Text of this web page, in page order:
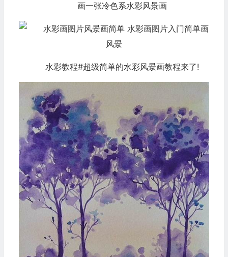
画一张冷色系水彩风景画
水彩教程#超级简单的水彩风景画教程来了!